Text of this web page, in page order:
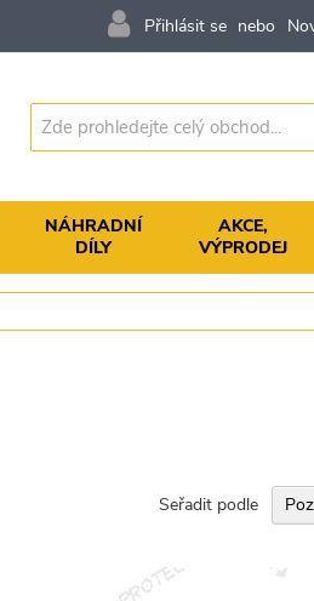
Přihlásit se
Vyhledávání
NÁHRADNÍ
DÍLY
AKCE,
VÝPRODEJ
Seřadit podle